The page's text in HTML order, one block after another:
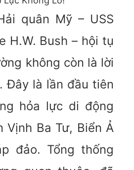
quân Mỹ – USS
H.W. Bush – hội tụ
không còn là lời
Đây là lần đầu tiên
hỏa lực di động
Ba Tư, Biển Ả
đảo. Tổng thống